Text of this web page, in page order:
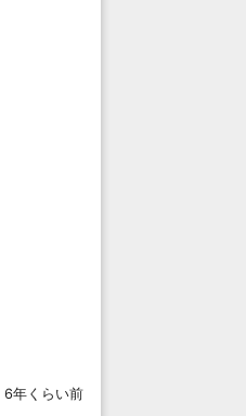
6年くらい前